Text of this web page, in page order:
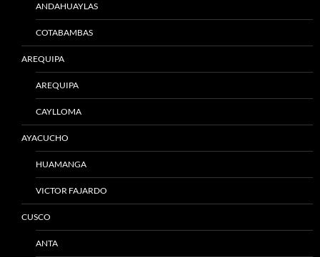
ANDAHUAYLAS
COTABAMBAS
AREQUIPA
AREQUIPA
CAYLLOMA
AYACUCHO
HUAMANGA
VICTOR FAJARDO
CUSCO
ANTA